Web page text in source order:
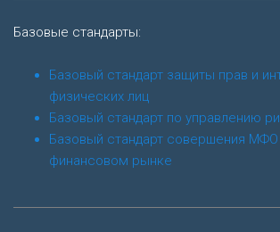
Базовые стандарты:
Базовый стандарт защиты прав и
физических лиц
Базовый стандарт по управлению
Базовый стандарт совершения МФО
финансовом рынке